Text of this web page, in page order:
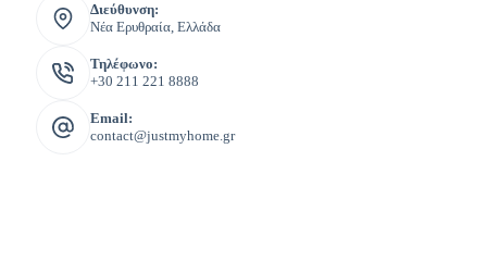
Διεύθυνση:
Νέα Ερυθραία, Ελλάδα
Τηλέφωνο:
+30 211 221 8888
Email:
contact@justmyhome.gr